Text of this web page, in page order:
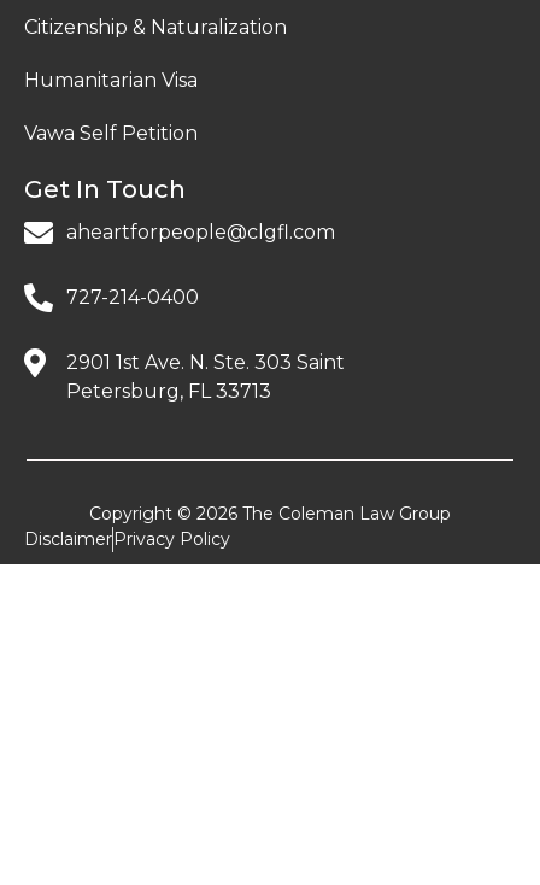
Citizenship & Naturalization
Humanitarian Visa
Vawa Self Petition
Get In Touch
aheartforpeople@clgfl.com
727-214-0400
2901 1st Ave. N. Ste. 303 Saint
Petersburg, FL 33713
Copyright © 2026 The Coleman Law Group
DisclaimerPrivacy Policy